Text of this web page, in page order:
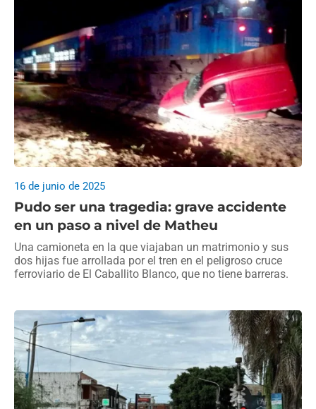
Pudo ser una tragedia: grave accidente
en un paso a nivel de Matheu
16 de junio de 2025
Una camioneta en la que viajaban un matrimonio y sus
dos hijas fue arrollada por el tren en el peligroso cruce
ferroviario de El Caballito Blanco, que no tiene barreras.